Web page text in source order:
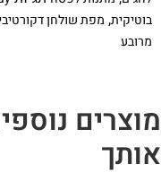
בוטיקית,מפת שולחן
מרובע